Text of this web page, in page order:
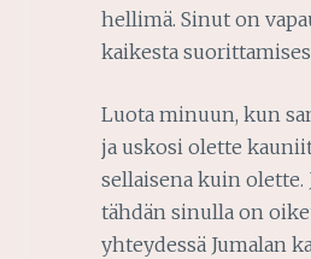
hellimä. Sinut on
kaikesta
Luota minuun, kun
ja uskosi olette
sellaisena kuin olette.
tähdän sinulla on
yhteydessä Jumalan